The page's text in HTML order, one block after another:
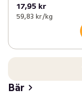
17,95 kr
59,83 kr /kg
Bär